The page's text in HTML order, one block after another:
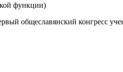
функции)
общеславянский конгресс